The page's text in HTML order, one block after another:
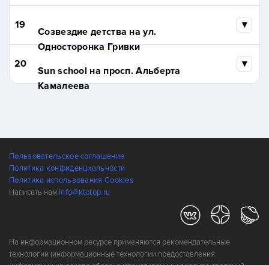
19
Созвездие детства на ул.
Односторонка Гривки
20
Sun school на просп. Альберта
Камалеева
Пользовательское соглашение
Политика конфиденциальности
Политика использования Cookies
Написать нам info@ktotop.ru
На информационном ресурсе применяются рекомендательные
технологии (информационные технологии предоставления